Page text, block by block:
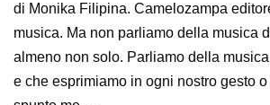
di Monika Filipina. Camelozampa
musica. Ma non parliamo della musica
almeno non solo. Parliamo della
e che esprimiamo in ogni nostro gesto